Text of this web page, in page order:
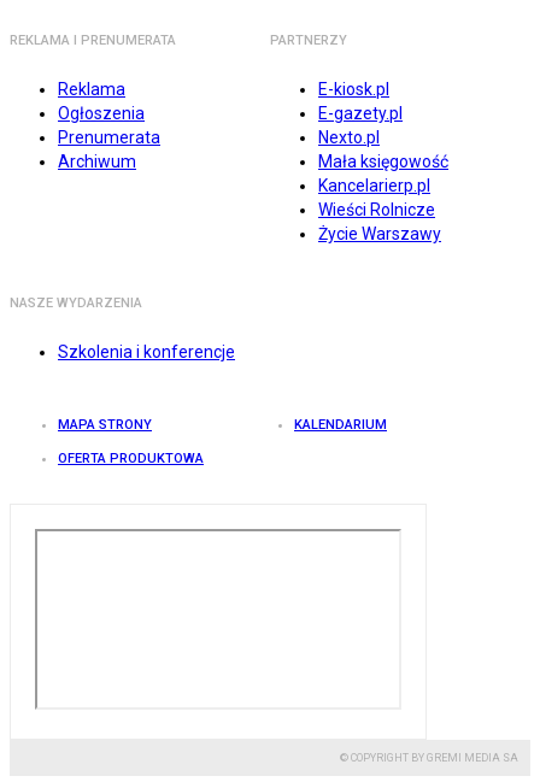
REKLAMA I PRENUMERATA
Reklama
Ogłoszenia
Prenumerata
Archiwum
PARTNERZY
E-kiosk.pl
E-gazety.pl
Nexto.pl
Mała księgowość
Kancelarierp.pl
Wieści Rolnicze
Życie Warszawy
NASZE WYDARZENIA
Szkolenia i konferencje
MAPA STRONY KALENDARIUM
OFERTA PRODUKTOWA
© COPYRIGHT BY GREMI MEDIA SA